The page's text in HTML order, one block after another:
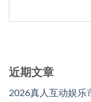
近期文章
2026真人互动娱乐